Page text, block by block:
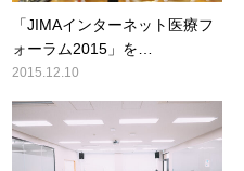
「JIMAインターネット医療フ
ォーラム2015」を…
2015.12.10